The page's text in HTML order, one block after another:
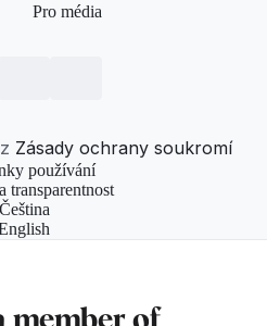
Pro média
Zásady ochrany soukromí
používání
transparentnost
Čeština